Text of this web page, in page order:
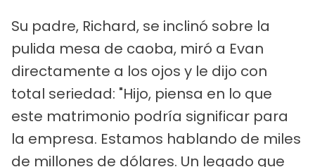
Su padre, Richard, se inclinó sobre la
pulida mesa de caoba, miró a Evan
directamente a los ojos y le dijo con
total seriedad: "Hijo, piensa en lo que
este matrimonio podría significar para
la empresa. Estamos hablando de miles
de millones de dólares. Un legado que